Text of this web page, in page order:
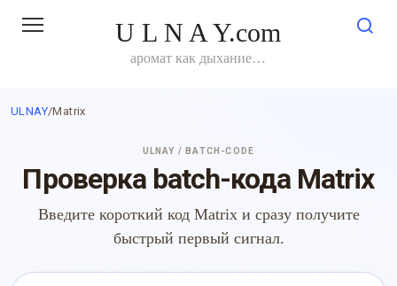
U L N A Y.com
аромат как дыхание…
ULNAY/Matrix
ULNAY / BATCH-CODE
Проверка batch-кода Matrix
Введите короткий код Matrix и сразу получите
быстрый первый сигнал.